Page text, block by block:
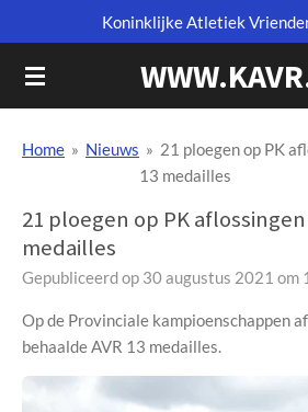
direct
naar
Koninklijke Atletiek
Home » Nieuws » 21 ploegen op PK
13 medailles
21 ploegen op PK
medailles
Gepubliceerd op 30 augustus 2021 om
Op de Provinciale kampioenschappen
behaalde AVR 13 medailles.